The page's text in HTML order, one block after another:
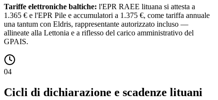
Tariffe elettroniche baltiche: l'EPR RAEE lituana si attesta a
1.365 € e l'EPR Pile e accumulatori a 1.375 €, come tariffa annuale
una tantum con Eldris, rappresentante autorizzato incluso —
allineate alla Lettonia e a riflesso del carico amministrativo del
GPAIS.
04
Cicli di dichiarazione e scadenze lituani